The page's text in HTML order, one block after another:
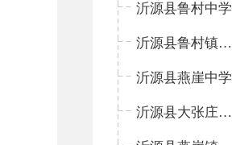
沂源县鲁村中学
沂源县鲁村镇中心小学
沂源县燕崖中学
沂源县大张庄中心学校